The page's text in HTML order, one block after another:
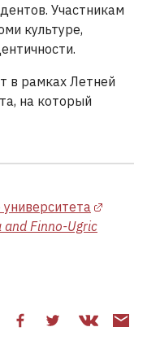
Участникам
культуре,
в рамках Летней
на который
университета
Finno-Ugric